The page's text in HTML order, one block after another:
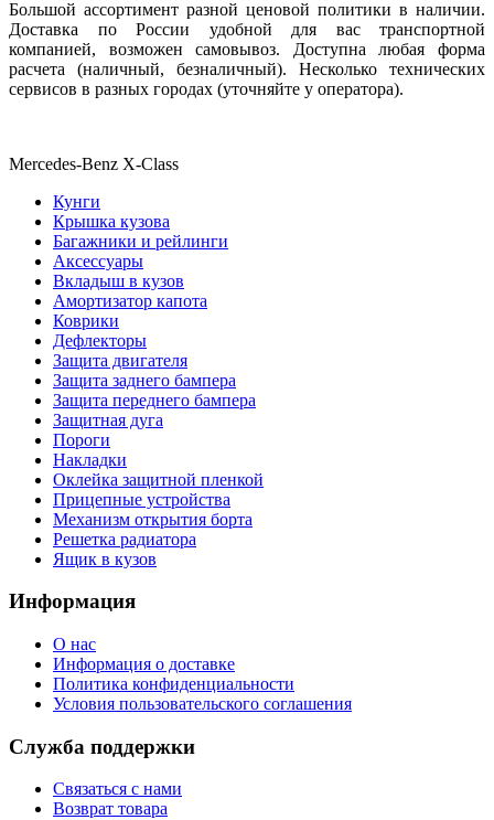
Большой ассортимент разной ценовой политики в наличии.
Доставка по России удобной для вас транспортной
компанией, возможен самовывоз. Доступна любая форма
расчета (наличный, безналичный). Несколько технических
сервисов в разных городах (уточняйте у оператора).
Mercedes-Benz X-Class
Кунги
Крышка кузова
Багажники и рейлинги
Аксессуары
Вкладыш в кузов
Амортизатор капота
Коврики
Дефлекторы
Защита двигателя
Защита заднего бампера
Защита переднего бампера
Защитная дуга
Пороги
Накладки
Оклейка защитной пленкой
Прицепные устройства
Механизм открытия борта
Решетка радиатора
Ящик в кузов
Информация
О нас
Информация о доставке
Политика конфиденциальности
Условия пользовательского соглашения
Служба поддержки
Связаться с нами
Возврат товара